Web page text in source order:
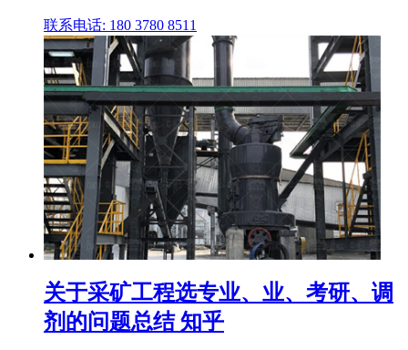
联系电话: 180 3780 8511
关于采矿工程选专业、业、考研、调
剂的问题总结 知乎